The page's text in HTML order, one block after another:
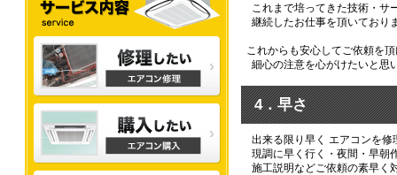
これまで培ってきた技術・サ
継続したお仕事を頂いており
これからも安心してご依頼を
細心の注意を心がけたいと思
4．早さ
出来る限り早く エアコンを
現調に早く行く・夜間・早朝
施工説明などご依頼の素早く